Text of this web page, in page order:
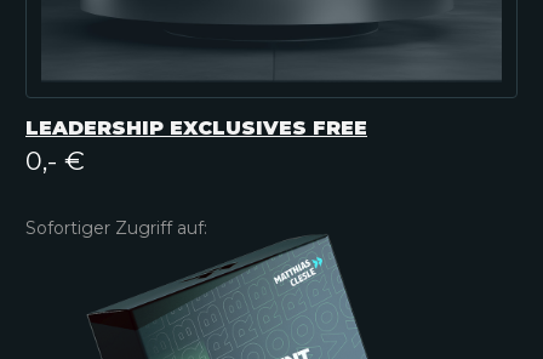
LEADERSHIP EXCLUSIVES FREE
0,- €
Sofortiger Zugriff auf: